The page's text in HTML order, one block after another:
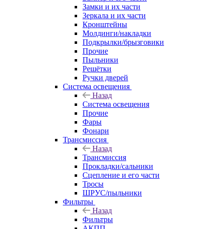
Замки и их части
Зеркала и их части
Кронштейны
Молдинги/накладки
Подкрылки/брызговики
Прочие
Пыльники
Решётки
Ручки дверей
Система освещения
Назад
Система освещения
Прочие
Фары
Фонари
Трансмиссия
Назад
Трансмиссия
Прокладки/сальники
Сцепление и его части
Тросы
ШРУС/пыльники
Фильтры
Назад
Фильтры